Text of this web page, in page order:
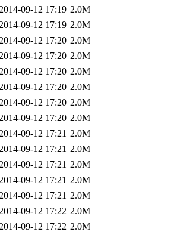
09-12 17:19 2.0M
09-12 17:19 2.0M
09-12 17:20 2.0M
09-12 17:20 2.0M
09-12 17:20 2.0M
09-12 17:20 2.0M
09-12 17:20 2.0M
09-12 17:20 2.0M
09-12 17:21 2.0M
09-12 17:21 2.0M
09-12 17:21 2.0M
09-12 17:21 2.0M
09-12 17:21 2.0M
09-12 17:22 2.0M
09-12 17:22 2.0M